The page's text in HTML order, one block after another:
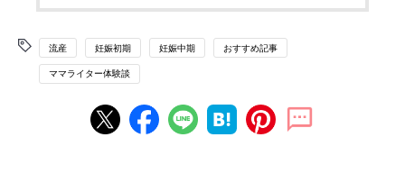
流産 妊娠初期 妊娠中期 おすすめ記事
ママライター体験談